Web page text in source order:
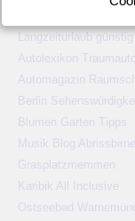
Langzeiturlaub günstig
Autolexikon
Automagazin
Berlin
Blumen Garten Tipps
Musik Blog Abrissbirne
Grasplatzmemmen
Karibik All Inclusive
Ostseebad